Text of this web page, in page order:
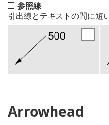
参照線
引出線とテキストの間に短
Arrowhead